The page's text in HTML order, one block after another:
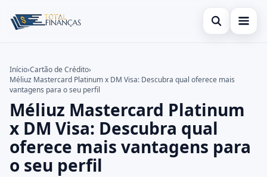
Abrir busca
Cartão de Crédito
Empréstimo
Finanças
Legal
Buscar no site
Buscar por:
Pressione Enter para buscar ou ESC para fechar.
Início›Cartão de Crédito›
Méliuz Mastercard Platinum x DM Visa: Descubra qual oferece mais
vantagens para o seu perfil
Méliuz Mastercard Platinum
x DM Visa: Descubra qual
oferece mais vantagens para
o seu perfil